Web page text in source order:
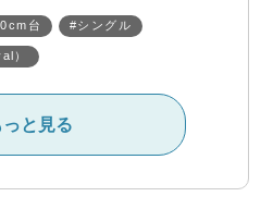
台 #シングル
）
っと見る